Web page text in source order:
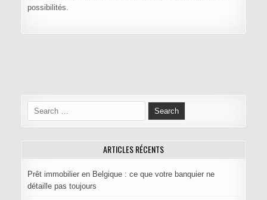
possibilités.
Search for:
ARTICLES RÉCENTS
Prêt immobilier en Belgique : ce que votre banquier ne
détaille pas toujours